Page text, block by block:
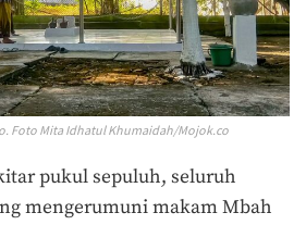
Foto Mita Idhatul Khumaidah/Mojok.co
pukul sepuluh, seluruh
mengerumuni makam Mbah